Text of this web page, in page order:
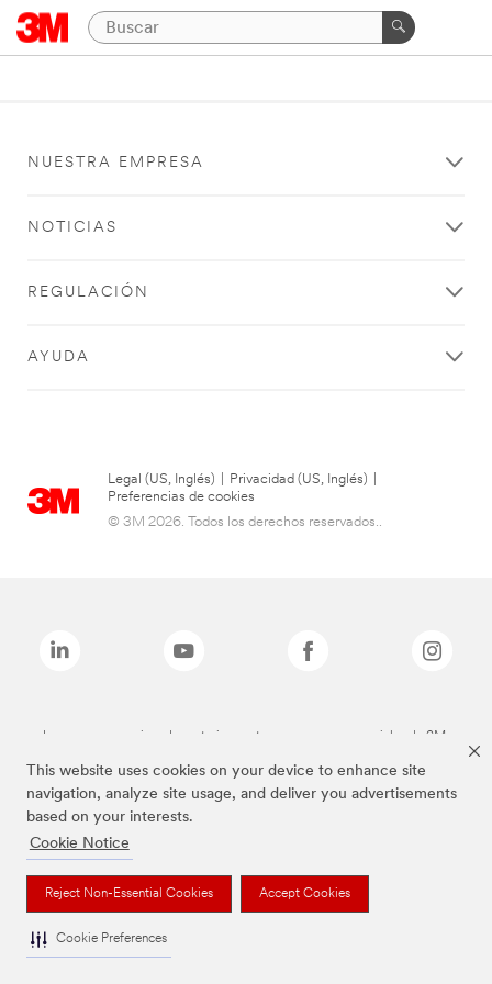
This website uses cookies on your device to enhance site
navigation, analyze site usage, and deliver you advertisements
based on your interests.
Cookie Notice
Reject Non-Essential Cookies Accept Cookies
Cookie Preferences
NUESTRA EMPRESA
NOTICIAS
REGULACIÓN
AYUDA
Legal (US, Inglés) Privacidad (US, Inglés)
Preferencias de cookies
© 3M 2026. Todos los derechos reservados..
Las marcas mencionadas anteriormente son marcas comerciales de 3M.